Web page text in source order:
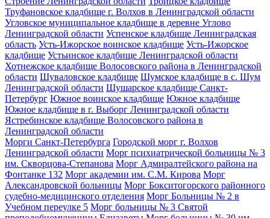
Труфановское кладбище г. Волхов в Ленинградской области
Угловское муниципальное кладбище в деревне Углово
Ленинградской области Успенское кладбище Ленинградская
область Усть-Ижорское воинское кладбище Усть-Ижорское
кладбище Устьинское кладбище Ленинградской области
Хотнежское кладбище Волосовского района в Ленинградской
области Шуваловское кладбище Шумское кладбище в с. Шум
Ленинградской области Шушарское кладбище Санкт-
Петербург Южное воинское кладбище Южное кладбище
Южное кладбище в г. Выборг Ленинградской области
Ястребинское кладбище Волосовского района в
Ленинградской области
Морги Санкт-Петербурга Городской морг г. Волхов
Ленинградской области Морг психиатрической больницы № 3
им. Скворцова-Степанова Морг Адмиралтейского района на
Фонтанке 132 Морг академии им. С.М. Кирова Морг
Александровской больницы Морг Бокситогорского районного
судебно-медицинского отделения Морг Больницы № 2 в
Учебном переулке 5 Морг больницы № 3 Святой